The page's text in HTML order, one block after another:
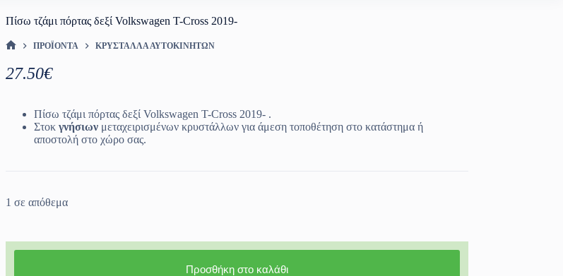
Πίσω τζάμι πόρτας δεξί Volkswagen T-Cross 2019-
ΠΡΟΪΌΝΤΑ ΚΡΎΣΤΑΛΛΑ ΑΥΤΟΚΙΝΉΤΩΝ
27.50€
Πίσω τζάμι πόρτας δεξί Volkswagen T-Cross 2019- .
Στοκ γνήσιωνμεταχειρισμένων κρυστάλλων για άμεση τοποθέτηση στο κατάστημα ή
αποστολή στο χώρο σας.
1 σε απόθεμα
Προσθήκη στο καλάθι